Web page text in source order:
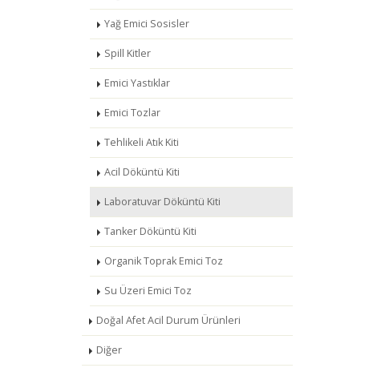
Yağ Emici Sosisler
Spill Kitler
Emici Yastıklar
Emici Tozlar
Tehlikeli Atık Kiti
Acil Döküntü Kiti
Laboratuvar Döküntü Kiti
Tanker Döküntü Kiti
Organik Toprak Emici Toz
Su Üzeri Emici Toz
Doğal Afet Acil Durum Ürünleri
Diğer